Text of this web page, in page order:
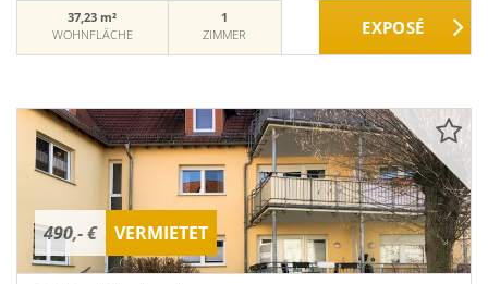
37,23 m²
WOHNFLÄCHE
1
ZIMMER
490,- € VERMIETET